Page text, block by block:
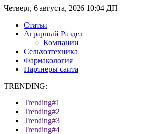
Четверг, 6 августа, 2026 10:04 ДП
Статьи
Аграрный Раздел
Компании
Сельхозтехника
Фармакология
Партнеры сайта
TRENDING:
Trending#1
Trending#2
Trending#3
Trending#4